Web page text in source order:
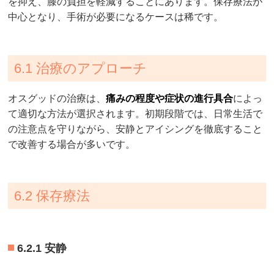
中心となり、手術が必要になるケースは稀です。
6.1 治療のアプローチ
オスグッドの治療は、痛みの程度や症状の進行具合によっ
て適切な方法が選択されます。初期段階では、日常生活で
の注意点を守りながら、安静とアイシングを徹底すること
で改善する場合が多いです。
6.2 保存療法
6.2.1 安静